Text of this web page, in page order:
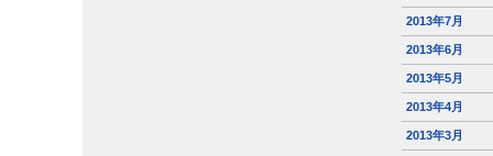
2013年7月
2013年6月
2013年5月
2013年4月
2013年3月